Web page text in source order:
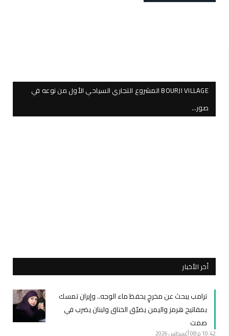
BOURJI VILLAGE المشروع التجاري السياحي الأول من نوعه في
صور…
أخر الأخبار
ترامب يبحث عن مخرجٍ يحفظ ماء الوجه.. وإيران تمسك
بمفاتيح هرمز واليمن يضيّق الخناق ولبنان يضرب في
صمت
10:42 م 08 أغسطس 2026